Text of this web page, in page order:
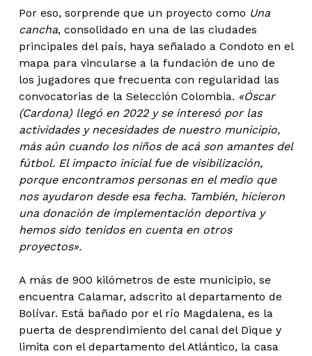
Por eso, sorprende que un proyecto como Una
cancha, consolidado en una de las ciudades
principales del país, haya señalado a Condoto en el
mapa para vincularse a la fundación de uno de
los jugadores que frecuenta con regularidad las
convocatorias de la Selección Colombia. «Óscar
(Cardona) llegó en 2022 y se interesó por las
actividades y necesidades de nuestro municipio,
más aún cuando los niños de acá son amantes del
fútbol. El impacto inicial fue de visibilización,
porque encontramos personas en el medio que
nos ayudaron desde esa fecha. También, hicieron
una donación de implementación deportiva y
hemos sido tenidos en cuenta en otros
proyectos».
A más de 900 kilómetros de este municipio, se
encuentra Calamar, adscrito al departamento de
Bolívar. Está bañado por el río Magdalena, es la
puerta de desprendimiento del canal del Dique y
limita con el departamento del Atlántico, la casa